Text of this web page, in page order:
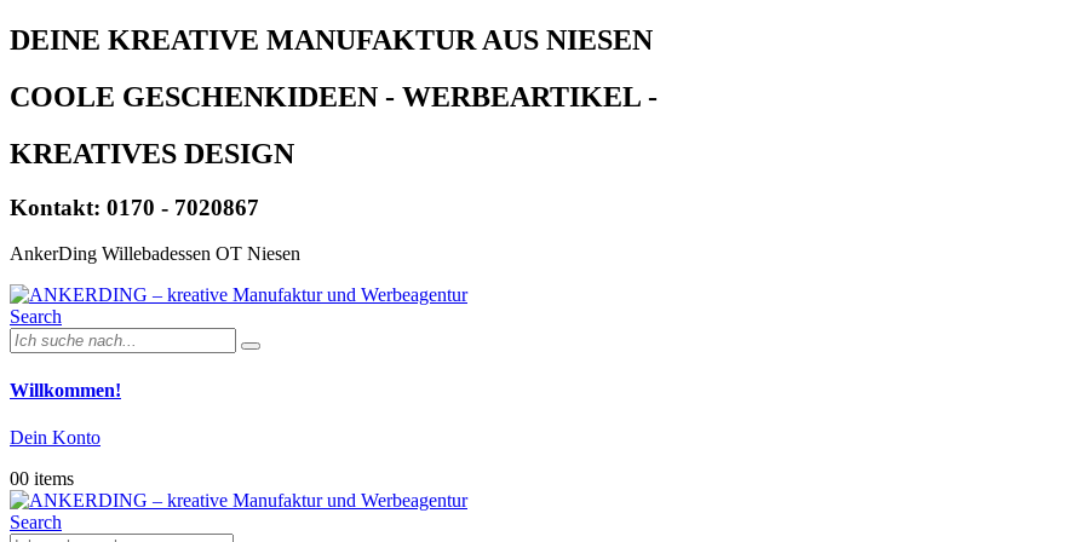
DEINE KREATIVE MANUFAKTUR AUS NIESEN
COOLE GESCHENKIDEEN - WERBEARTIKEL -
KREATIVES DESIGN
Kontakt: 0170 - 7020867
AnkerDing Willebadessen OT Niesen
Search
Willkommen!
Dein Konto
00 items
Search